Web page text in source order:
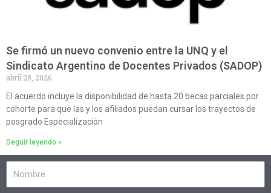
Se firmó un nuevo convenio entre la UNQ y el
Sindicato Argentino de Docentes Privados (SADOP)
abril 28, 2026
El acuerdo incluye la disponibilidad de hasta 20 becas parciales por
cohorte para que las y los afiliados puedan cursar los trayectos de
posgrado Especialización
Seguir leyendo »